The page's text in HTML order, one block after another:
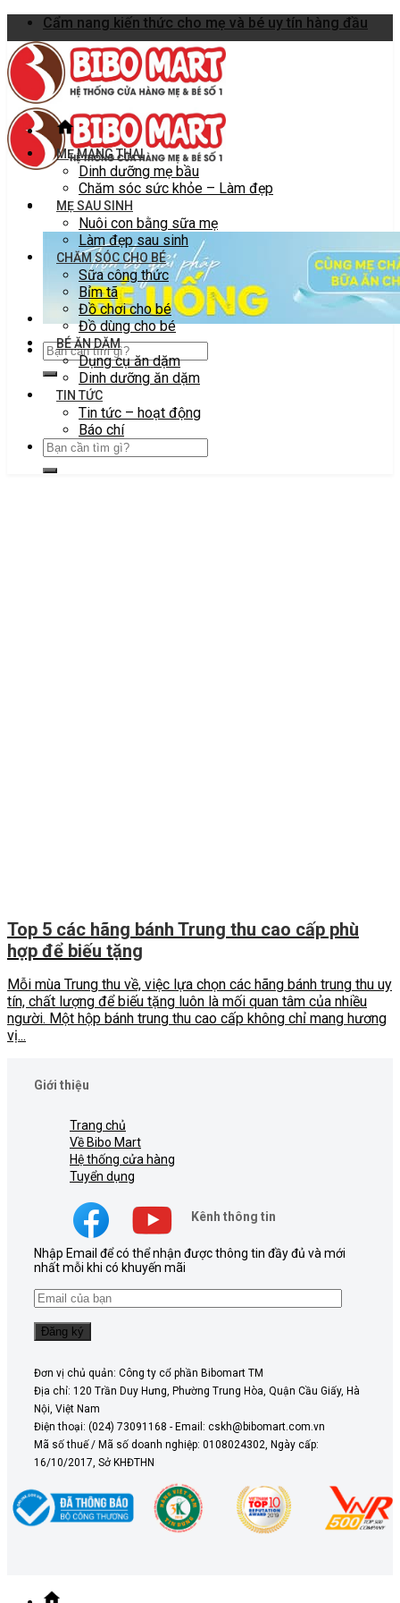
Skip
to
content
Cẩm nang kiến thức cho mẹ và bé uy tín hàng đầu
MẸ MANG THAI
Dinh dưỡng mẹ bầu
Chăm sóc sức khỏe – Làm đẹp
MẸ SAU SINH
Nuôi con bằng sữa mẹ
Làm đẹp sau sinh
CHĂM SÓC CHO BÉ
Sữa công thức
Bỉm tã
Đồ chơi cho bé
Đồ dùng cho bé
BÉ ĂN DẶM
Dụng cụ ăn dặm
Dinh dưỡng ăn dặm
TIN TỨC
Tin tức – hoạt động
Báo chí
Top 5 các hãng bánh Trung thu cao cấp phù
hợp để biếu tặng
Mỗi mùa Trung thu về, việc lựa chọn các hãng bánh trung thu uy
tín, chất lượng để biếu tặng luôn là mối quan tâm của nhiều
người. Một hộp bánh trung thu cao cấp không chỉ mang hương
vị...
Giới thiệu
Trang chủ
Về Bibo Mart
Hệ thống cửa hàng
Tuyển dụng
Kênh thông tin
Nhập Email để có thể nhận được thông tin đầy đủ và mới
nhất mỗi khi có khuyến mãi
Đơn vị chủ quản: Công ty cổ phần Bibomart TM
Địa chỉ: 120 Trần Duy Hưng, Phường Trung Hòa, Quận Cầu Giấy, Hà
Nội, Việt Nam
Điện thoại: (024) 73091168 - Email: cskh@bibomart.com.vn
Mã số thuế / Mã số doanh nghiệp: 0108024302, Ngày cấp:
16/10/2017, Sở KHĐTHN